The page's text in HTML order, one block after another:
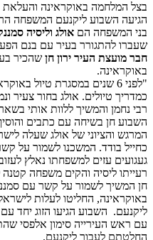
בצל המלחמה באוקראינה והעלאת
הגיעה השבוע ליקנעם המשפחה
בני המשפחה הם אולג וליסיה
שעברו להתגורר בעיר עם בנם
חבר מועצת העיר ירון חן שהכיר
באוקראינה.
"לפני 6 שנים במסגרת טיול
כמדריך טיולים. אולג בחור צעיר
רבי נחמן והמשיך ללוות אותי
השבוע חן בשיחה עם כתבים
המרגש והציוני של אולג שעלה
כחייל בודד. המשכנו לשמור על
געגועים עזים למשפחתו נאלץ
רעייתו ליסיה והקים משפחה
חן המשיך לשמור על קשר עם
באוקראינה, החליטו לעלות
ליקנעם. השבוע הגיעו הזוג יחד
עם ראש העירייה סימון אלפסי
החלטתם לעבור ליקנעם.